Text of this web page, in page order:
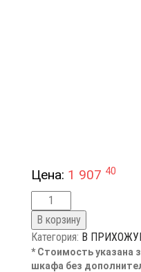
Цена: 1 907 40
В корзину
Категория: В
* Стоимость указана
шкафа без